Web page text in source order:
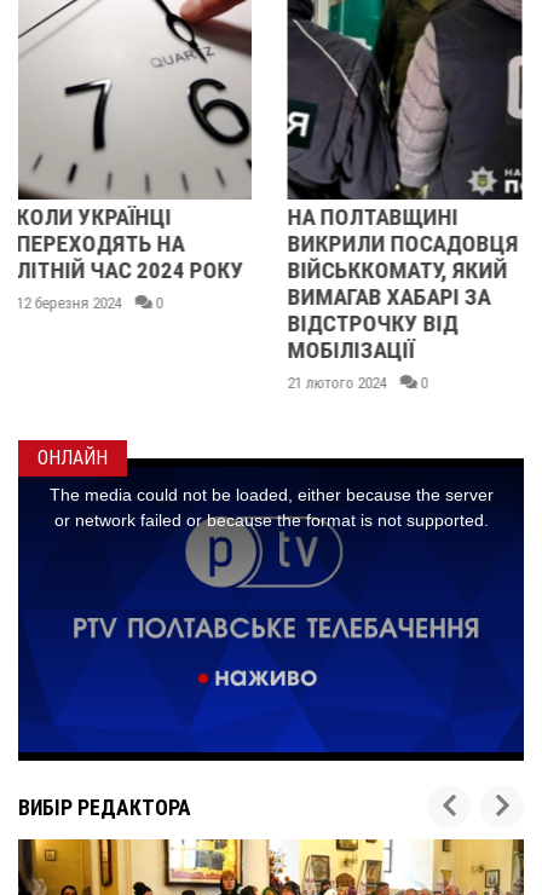
НА ПОЛТАВЩИНІ
ВИКРИЛИ ПОСАДОВЦЯ
ВІЙСЬККОМАТУ, ЯКИЙ
ВИМАГАВ ХАБАРІ ЗА
ВНОЧІ ВОРОЖІ
БЕЗПІЛОТНИКИ
АТАКУВАЛИ
ПОЛТАВЩИНУ: ЩО
ВІДОМО?
20 лютого 2024
ОНЛАЙН
ВИБІР РЕДАКТОРА